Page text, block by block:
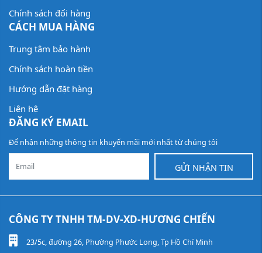
Chính sách đổi hàng
CÁCH MUA HÀNG
Trung tâm bảo hành
Chính sách hoàn tiền
Hướng dẫn đặt hàng
Liên hệ
ĐĂNG KÝ EMAIL
Để nhận những thông tin khuyến mãi mới nhất từ chúng tôi
GỬI NHẬN TIN
CÔNG TY TNHH TM-DV-XD-HƯƠNG CHIẾN
23/5c, đường 26, Phường Phước Long, Tp Hồ Chí Minh